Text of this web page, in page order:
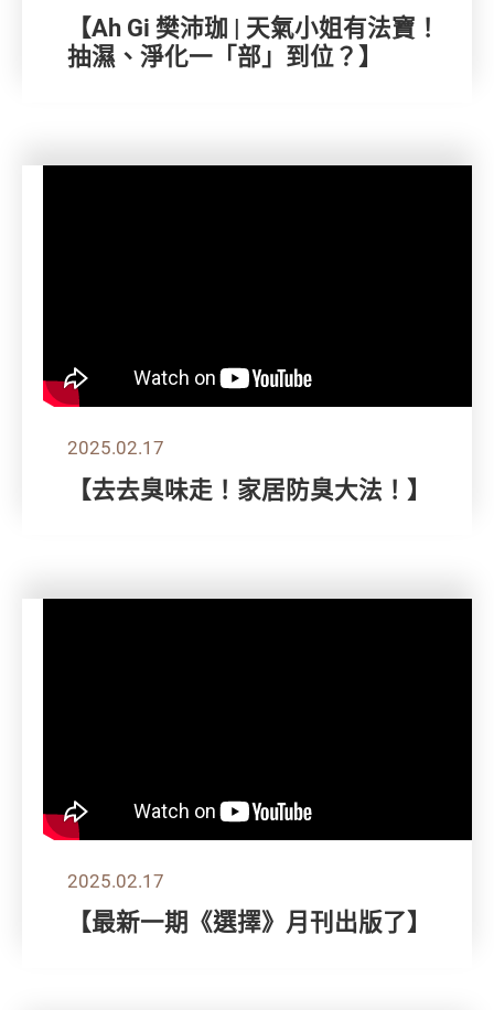
【Ah Gi 樊沛珈 | 天氣小姐有法寶！
抽濕、淨化一「部」到位？】
2025.02.17
【去去臭味走！家居防臭大法！】
2025.02.17
【最新一期《選擇》月刊出版了】